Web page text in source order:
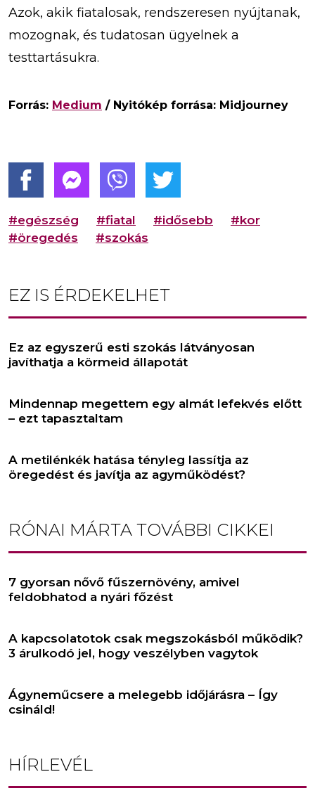
Azok, akik fiatalosak, rendszeresen nyújtanak,
mozognak, és tudatosan ügyelnek a
testtartásukra.
Forrás: Medium / Nyitókép forrása: Midjourney
#egészség #fiatal #idősebb
#kor
#öregedés
#szokás
EZ IS ÉRDEKELHET
Ez az egyszerű esti szokás látványosan
javíthatja a körmeid állapotát
Mindennap megettem egy almát lefekvés előtt
– ezt tapasztaltam
A metilénkék hatása tényleg lassítja az
öregedést és javítja az agyműködést?
RÓNAI MÁRTA TOVÁBBI CIKKEI
7 gyorsan nővő fűszernövény, amivel
feldobhatod a nyári főzést
A kapcsolatotok csak megszokásból működik?
3 árulkodó jel, hogy veszélyben vagytok
Ágyneműcsere a melegebb időjárásra – Így
csináld!
HÍRLEVÉL